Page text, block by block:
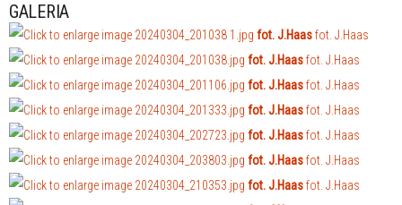
GALERIA
fot. J.Haasfot. J.Haas
fot. J.Haasfot. J.Haas
fot. J.Haasfot. J.Haas
fot. J.Haasfot. J.Haas
fot. J.Haasfot. J.Haas
fot. J.Haasfot. J.Haas
fot. J.Haasfot. J.Haas